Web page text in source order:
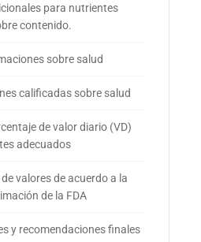
para nutrientes
contenido.
sobre salud
calificadas sobre salud
de valor diario (VD)
adecuados
valores de acuerdo a la
de la FDA
y recomendaciones finales